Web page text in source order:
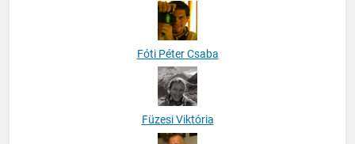
Fóti Péter Csaba
Füzesi Viktória